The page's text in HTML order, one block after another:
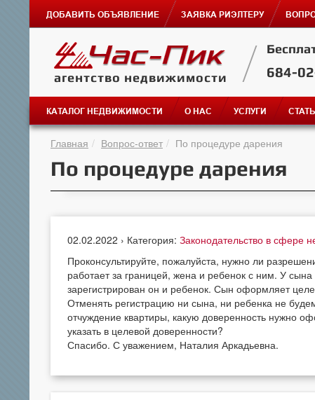
ДОБАВИТЬ ОБЪЯВЛЕНИЕ ЗАЯВКА РИЭЛТЕРУ
агентство недвижимости 684-
КАТАЛОГ НЕДВИЖИМОСТИ О НАС УСЛУГИ
Главная Вопрос-ответ По процедуре дарения
По процедуре дарения
02.02.2022 › Категория: Законодательство в сфере
Проконсультируйте, пожалуйста, нужно ли
работает за границей, жена и ребенок с ним. У
зарегистрирован он и ребенок. Сын оформляет
Отменять регистрацию ни сына, ни ребенка не
отчуждение квартиры, какую доверенность нужно
указать в целевой доверенности?
Спасибо. С уважением, Наталия Аркадьевна.